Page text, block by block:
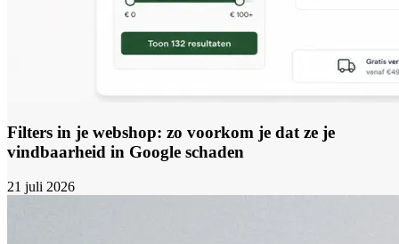
Filters in je webshop: zo voorkom je dat ze je
vindbaarheid in Google schaden
21 juli 2026